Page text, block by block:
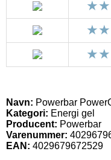
Navn: Powerbar
Kategori: Energi gel
Producent: Powerbar
Varenummer:
EAN: 4029679672529